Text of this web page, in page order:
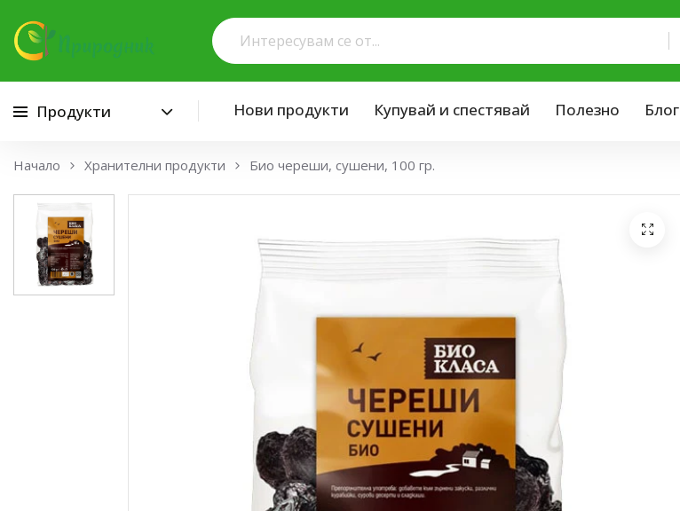
Продукти Нови продукти Купувай и спестявай Полезно Блог
Начало Хранителни продукти Био череши, сушени, 100 гр.